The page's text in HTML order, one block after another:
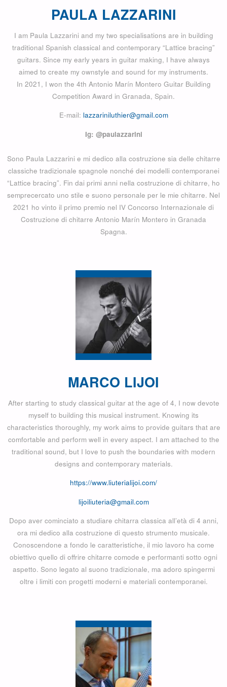
PAULA LAZZARINI
I am Paula Lazzarini and my two specialisations are in building
traditional Spanish classical and contemporary “Lattice bracing”
guitars. Since my early years in guitar making, I have always
aimed to create my ownstyle and sound for my instruments.
In 2021, I won the 4th Antonio Marín Montero Guitar Building
Competition Award in Granada, Spain.
E-mail: lazzariniluthier@gmail.com
Ig: @paulazzarini
Sono Paula Lazzarini e mi dedico alla costruzione sia delle chitarre
classiche tradizionale spagnole nonché dei modelli contemporanei
“Lattice bracing”. Fin dai primi anni nella costruzione di chitarre, ho
semprecercato uno stile e suono personale per le mie chitarre. Nel
2021 ho vinto il primo premio nel IV Concorso Internazionale di
Costruzione di chitarre Antonio Marín Montero in Granada
Spagna.
MARCO LIJOI
After starting to study classical guitar at the age of 4, I now devote
myself to building this musical instrument. Knowing its
characteristics thoroughly, my work aims to provide guitars that are
comfortable and perform well in every aspect. I am attached to the
traditional sound, but I love to push the boundaries with modern
designs and contemporary materials.
https://www.liuterialijoi.com/
lijoiliuteria@gmail.com
Dopo aver cominciato a studiare chitarra classica all’età di 4 anni,
ora mi dedico alla costruzione di questo strumento musicale.
Conoscendone a fondo le caratteristiche, il mio lavoro ha come
obiettivo quello di offrire chitarre comode e performanti sotto ogni
aspetto. Sono legato al suono tradizionale, ma adoro spingermi
oltre i limiti con progetti moderni e materiali contemporanei.